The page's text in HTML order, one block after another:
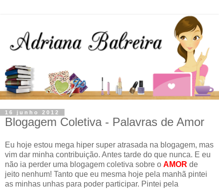
16 junho 2012
Blogagem Coletiva - Palavras de Amor
Eu hoje estou mega hiper super atrasada na blogagem, mas
vim dar minha contribuição. Antes tarde do que nunca. E eu
não ia perder uma blogagem coletiva sobre o AMOR de
jeito nenhum! Tanto que eu mesma hoje pela manhã pintei
as minhas unhas para poder participar. Pintei pela